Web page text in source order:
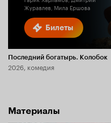
Билеты
Журавлев, Мила Ершова
Последний богатырь. Колобок
2026, комедия
Материалы